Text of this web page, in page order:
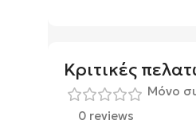
Κριτικές
0 reviews
Μόνο